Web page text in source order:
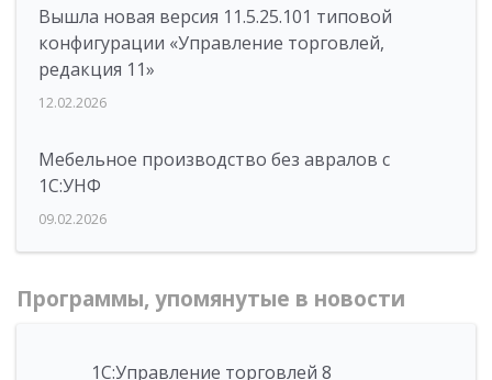
Вышла новая версия 11.5.25.101 типовой
конфигурации «Управление торговлей,
редакция 11»
12.02.2026
Мебельное производство без авралов с
1С:УНФ
09.02.2026
Программы, упомянутые в новости
1С:Управление торговлей 8